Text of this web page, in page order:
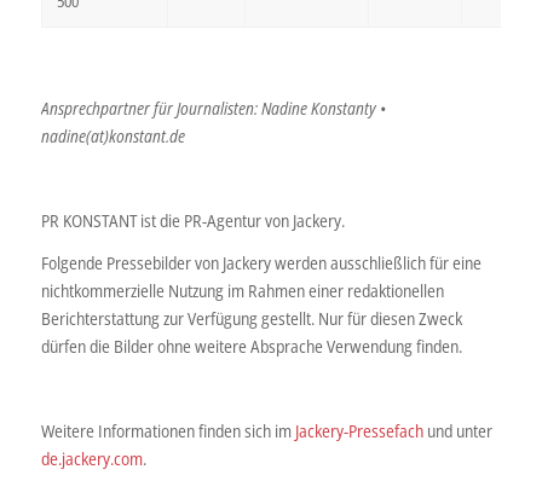
Ansprechpartner für Journalisten: Nadine Konstanty •
nadine(at)konstant.de
PR KONSTANT ist die PR-Agentur von Jackery.
Folgende Pressebilder von Jackery werden ausschließlich für eine
nichtkommerzielle Nutzung im Rahmen einer redaktionellen
Berichterstattung zur Verfügung gestellt. Nur für diesen Zweck
dürfen die Bilder ohne weitere Absprache Verwendung finden.
Weitere Informationen finden sich im Jackery-Pressefachund unter
de.jackery.com.